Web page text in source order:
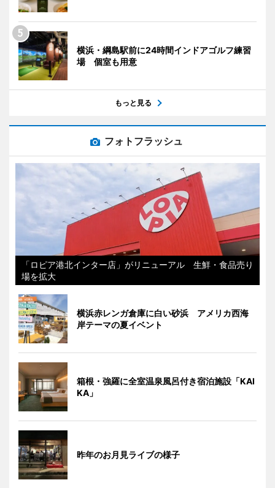
横浜・綱島駅前に24時間インドアゴルフ練習
場 個室も用意
もっと見る
フォトフラッシュ
「ロピア港北インター店」がリニューアル 生鮮・食品売り
場を拡大
横浜赤レンガ倉庫に白い砂浜 アメリカ西海
岸テーマの夏イベント
箱根・強羅に全室温泉風呂付き宿泊施設「KAI
KA」
昨年のお月見ライブの様子